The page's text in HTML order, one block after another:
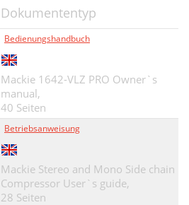
Dokumententyp
Bedienungshandbuch
Mackie 1642-VLZ PRO Owner`s
manual,
40 Seiten
Betriebsanweisung
Mackie Stereo and Mono Side chain
Compressor User`s guide,
28 Seiten